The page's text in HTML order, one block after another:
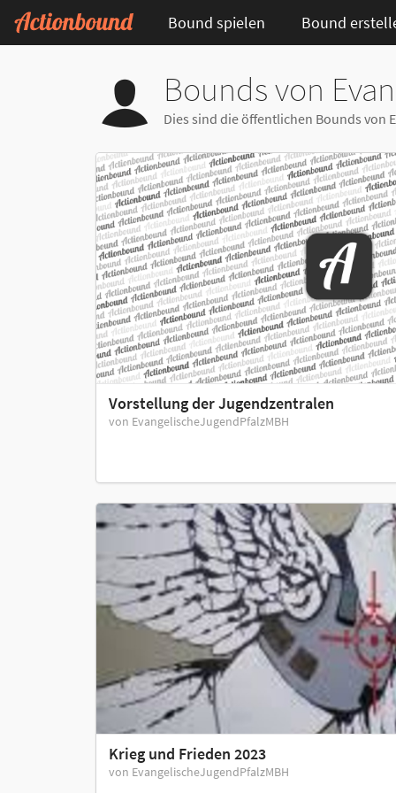
Bound spielen Bound
Bounds von
Dies sind die öffentlichen Bounds von
Vorstellung der Jugendzentralen
von EvangelischeJugendPfalzMBH
Krieg und Frieden 2023
von EvangelischeJugendPfalzMBH